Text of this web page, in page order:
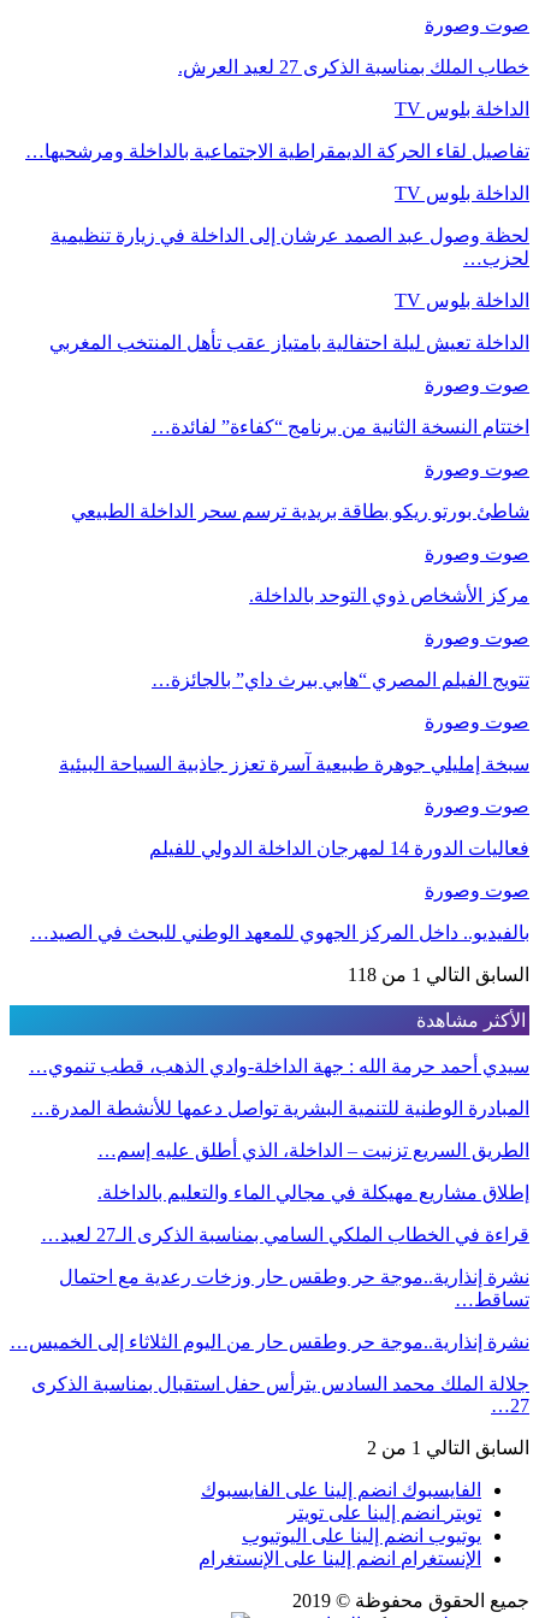
صوت وصورة
خطاب الملك بمناسبة الذكرى 27 لعيد العرش.
الداخلة بلوس TV
تفاصيل لقاء الحركة الديمقراطية الاجتماعية بالداخلة ومرشحيها…
الداخلة بلوس TV
لحظة وصول عبد الصمد عرشان إلى الداخلة في زيارة تنظيمية
لحزب…
الداخلة بلوس TV
الداخلة تعيش ليلة احتفالية بامتياز عقب تأهل المنتخب المغربي
صوت وصورة
اختتام النسخة الثانية من برنامج “كفاءة” لفائدة…
صوت وصورة
شاطئ بورتو ريكو بطاقة بريدية ترسم سحر الداخلة الطبيعي
صوت وصورة
مركز الأشخاص ذوي التوحد بالداخلة.
صوت وصورة
تتويج الفيلم المصري “هابي بيرث داي” بالجائزة…
صوت وصورة
سبخة إمليلي جوهرة طبيعية آسرة تعزز جاذبية السياحة البيئية
صوت وصورة
فعاليات الدورة 14 لمهرجان الداخلة الدولي للفيلم
صوت وصورة
بالفيديو.. داخل المركز الجهوي للمعهد الوطني للبحث في الصيد…
السابق التالي 1 من 118
الأكثر مشاهدة
سيدي أحمد حرمة الله : جهة الداخلة-وادي الذهب، قطب تنموي…
المبادرة الوطنية للتنمية البشرية تواصل دعمها للأنشطة المدرة…
الطريق السريع تزنيت – الداخلة، الذي أطلق عليه إسم…
إطلاق مشاريع مهيكلة في مجالي الماء والتعليم بالداخلة.
قراءة في الخطاب الملكي السامي بمناسبة الذكرى الـ27 لعيد…
نشرة إنذارية..موجة حر وطقس حار وزخات رعدية مع احتمال
تساقط…
نشرة إنذارية..موجة حر وطقس حار من اليوم الثلاثاء إلى الخميس…
جلالة الملك محمد السادس يترأس حفل استقبال بمناسبة الذكرى
27…
السابق التالي 1 من 2
الفايسبوك انضم إلينا على الفايسبوك
تويتر
انضم إلينا على تويتر
يوتيوب انضم إلينا على اليوتيوب
الإنستغرام انضم إلينا على الإنستغرام
جميع الحقوق محفوظة © 2019